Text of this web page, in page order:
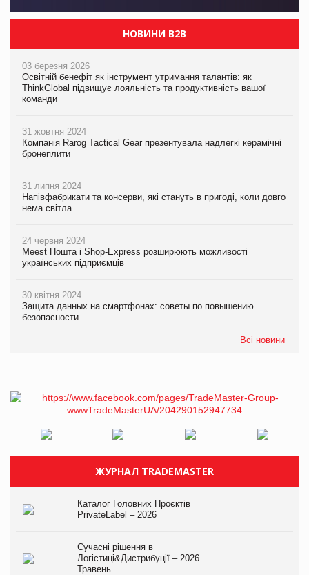
НОВИНИ B2B
03 березня 2026
Освітній бенефіт як інструмент утримання талантів: як
ThinkGlobal підвищує лояльність та продуктивність вашої
команди
31 жовтня 2024
Компанія Rarog Tactical Gear презентувала надлегкі керамічні
бронеплити
31 липня 2024
Напівфабрикати та консерви, які стануть в пригоді, коли довго
нема світла
24 червня 2024
Meest Пошта і Shop-Express розширюють можливості
українських підприємців
30 квітня 2024
Защита данных на смартфонах: советы по повышению
безопасности
Всі новини
ЖУРНАЛ TRADEMASTER
Каталог Головних Проєктів
PrivateLabel – 2026
Сучасні рішення в
Логістиці&Дистрибуції – 2026.
Травень